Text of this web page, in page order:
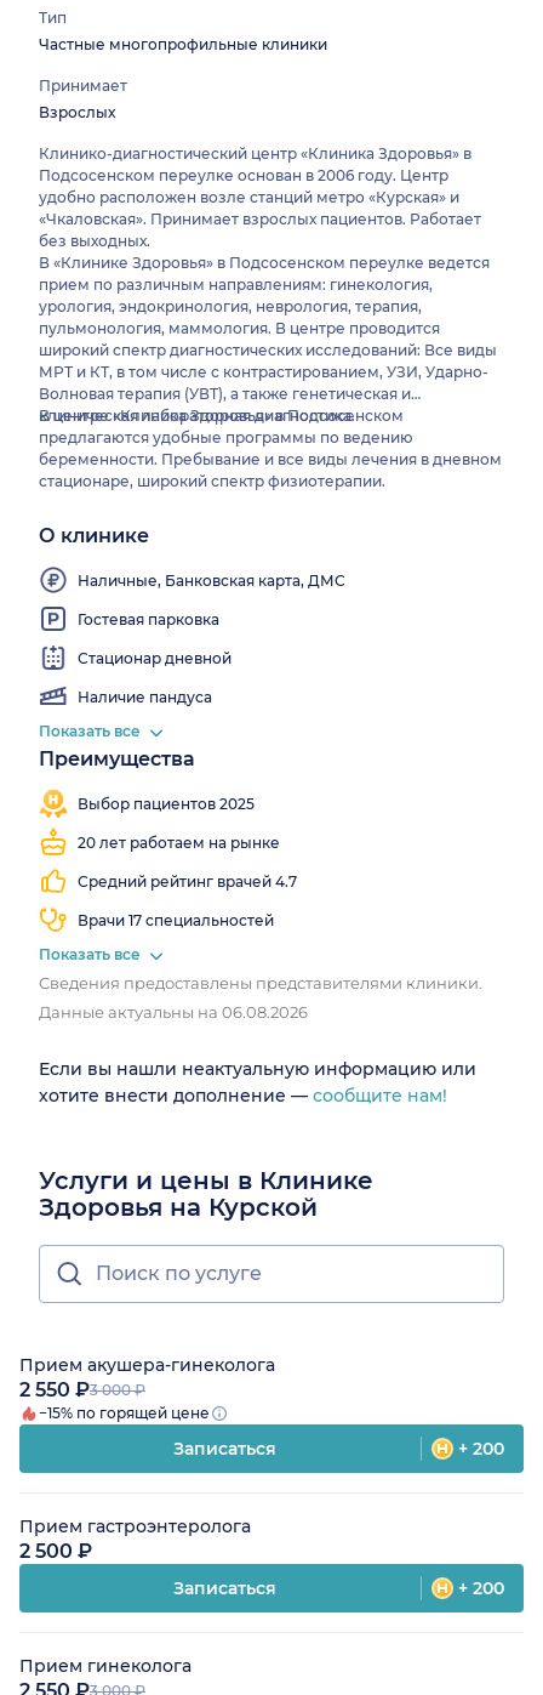
Тип
Частные многопрофильные клиники
Принимает
Взрослых
Клинико-диагностический центр «Клиника Здоровья» в
Подсосенском переулке основан в 2006 году. Центр
удобно расположен возле станций метро «Курская» и
«Чкаловская». Принимает взрослых пациентов. Работает
без выходных.
В «Клинике Здоровья» в Подсосенском переулке ведется
прием по различным направлениям: гинекология,
урология, эндокринология, неврология, терапия,
пульмонология, маммология. В центре проводится
широкий спектр диагностических исследований: Все виды
МРТ и КТ, в том числе с контрастированием, УЗИ, Ударно-
Волновая терапия (УВТ), а также генетическая и
клиническая лабораторная диагностика.
В центре «Клиника Здоровья» в Подсосенском
предлагаются удобные программы по ведению
беременности. Пребывание и все виды лечения в дневном
стационаре, широкий спектр физиотерапии.
О клинике
Наличные, Банковская карта, ДМС
Гостевая парковка
Стационар дневной
Наличие пандуса
Направляем
в стороннюю
лабораторию
больничные
Показать все
Преимущества
Выбор пациентов 2025
20 лет работаем на рынке
Средний рейтинг врачей 4.7
Врачи 17 специальностей
Записалось
человек
запись
МРТ
КТ
Показать все
Сведения предоставлены представителями клиники.
Данные актуальны на 06.08.2026
Если вы нашли неактуальную информацию или
хотите внести дополнение — сообщите нам!
Услуги и цены в Клинике
Здоровья на Курской
Прием акушера-гинеколога
2 550 ₽3 000 ₽
−15% по горящей цене
Записаться + 200
Прием гастроэнтеролога
2 500 ₽
Записаться + 200
Прием гинеколога
3 000 ₽